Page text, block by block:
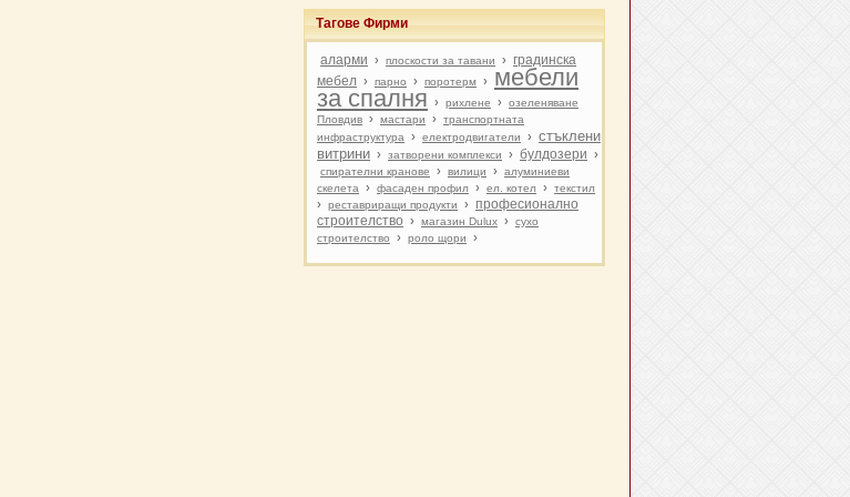
Тагове Фирми
аларми › плоскости за тавани › градинска
мебел › парно › поротерм › мебели
за спалня › рихлене ›
озеленяване
Пловдив › мастари ›
транспортната
инфраструктурa
› електродвигатели › стъклени
витрини › затворени комплекси › булдозери ›
спирателни кранове › вилици ›
алуминиеви
скелета
› фасаден профил › ел. котел › текстил
› реставриращи продукти › професионално
строителство › магазин Dulux ›
сухо
строителство
› рoло щори ›